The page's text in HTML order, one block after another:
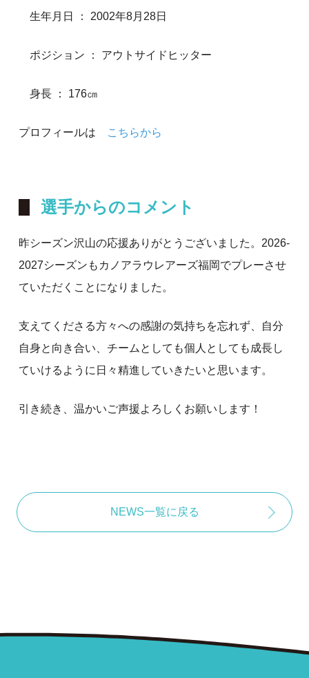
生年月日 ： 2002年8月28日
ポジション ： アウトサイドヒッター
身長 ： 176㎝
プロフィールは こちらから
選手からのコメント
昨シーズン沢山の応援ありがとうございました。2026-
2027シーズンもカノアラウレアーズ福岡でプレーさせ
ていただくことになりました。
支えてくださる方々への感謝の気持ちを忘れず、自分
自身と向き合い、チームとしても個人としても成長し
ていけるように日々精進していきたいと思います。
引き続き、温かいご声援よろしくお願いします！
NEWS一覧に戻る